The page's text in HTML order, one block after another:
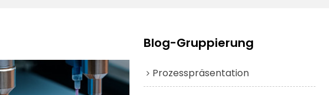
Blog-Gruppierung
Prozesspräsentation